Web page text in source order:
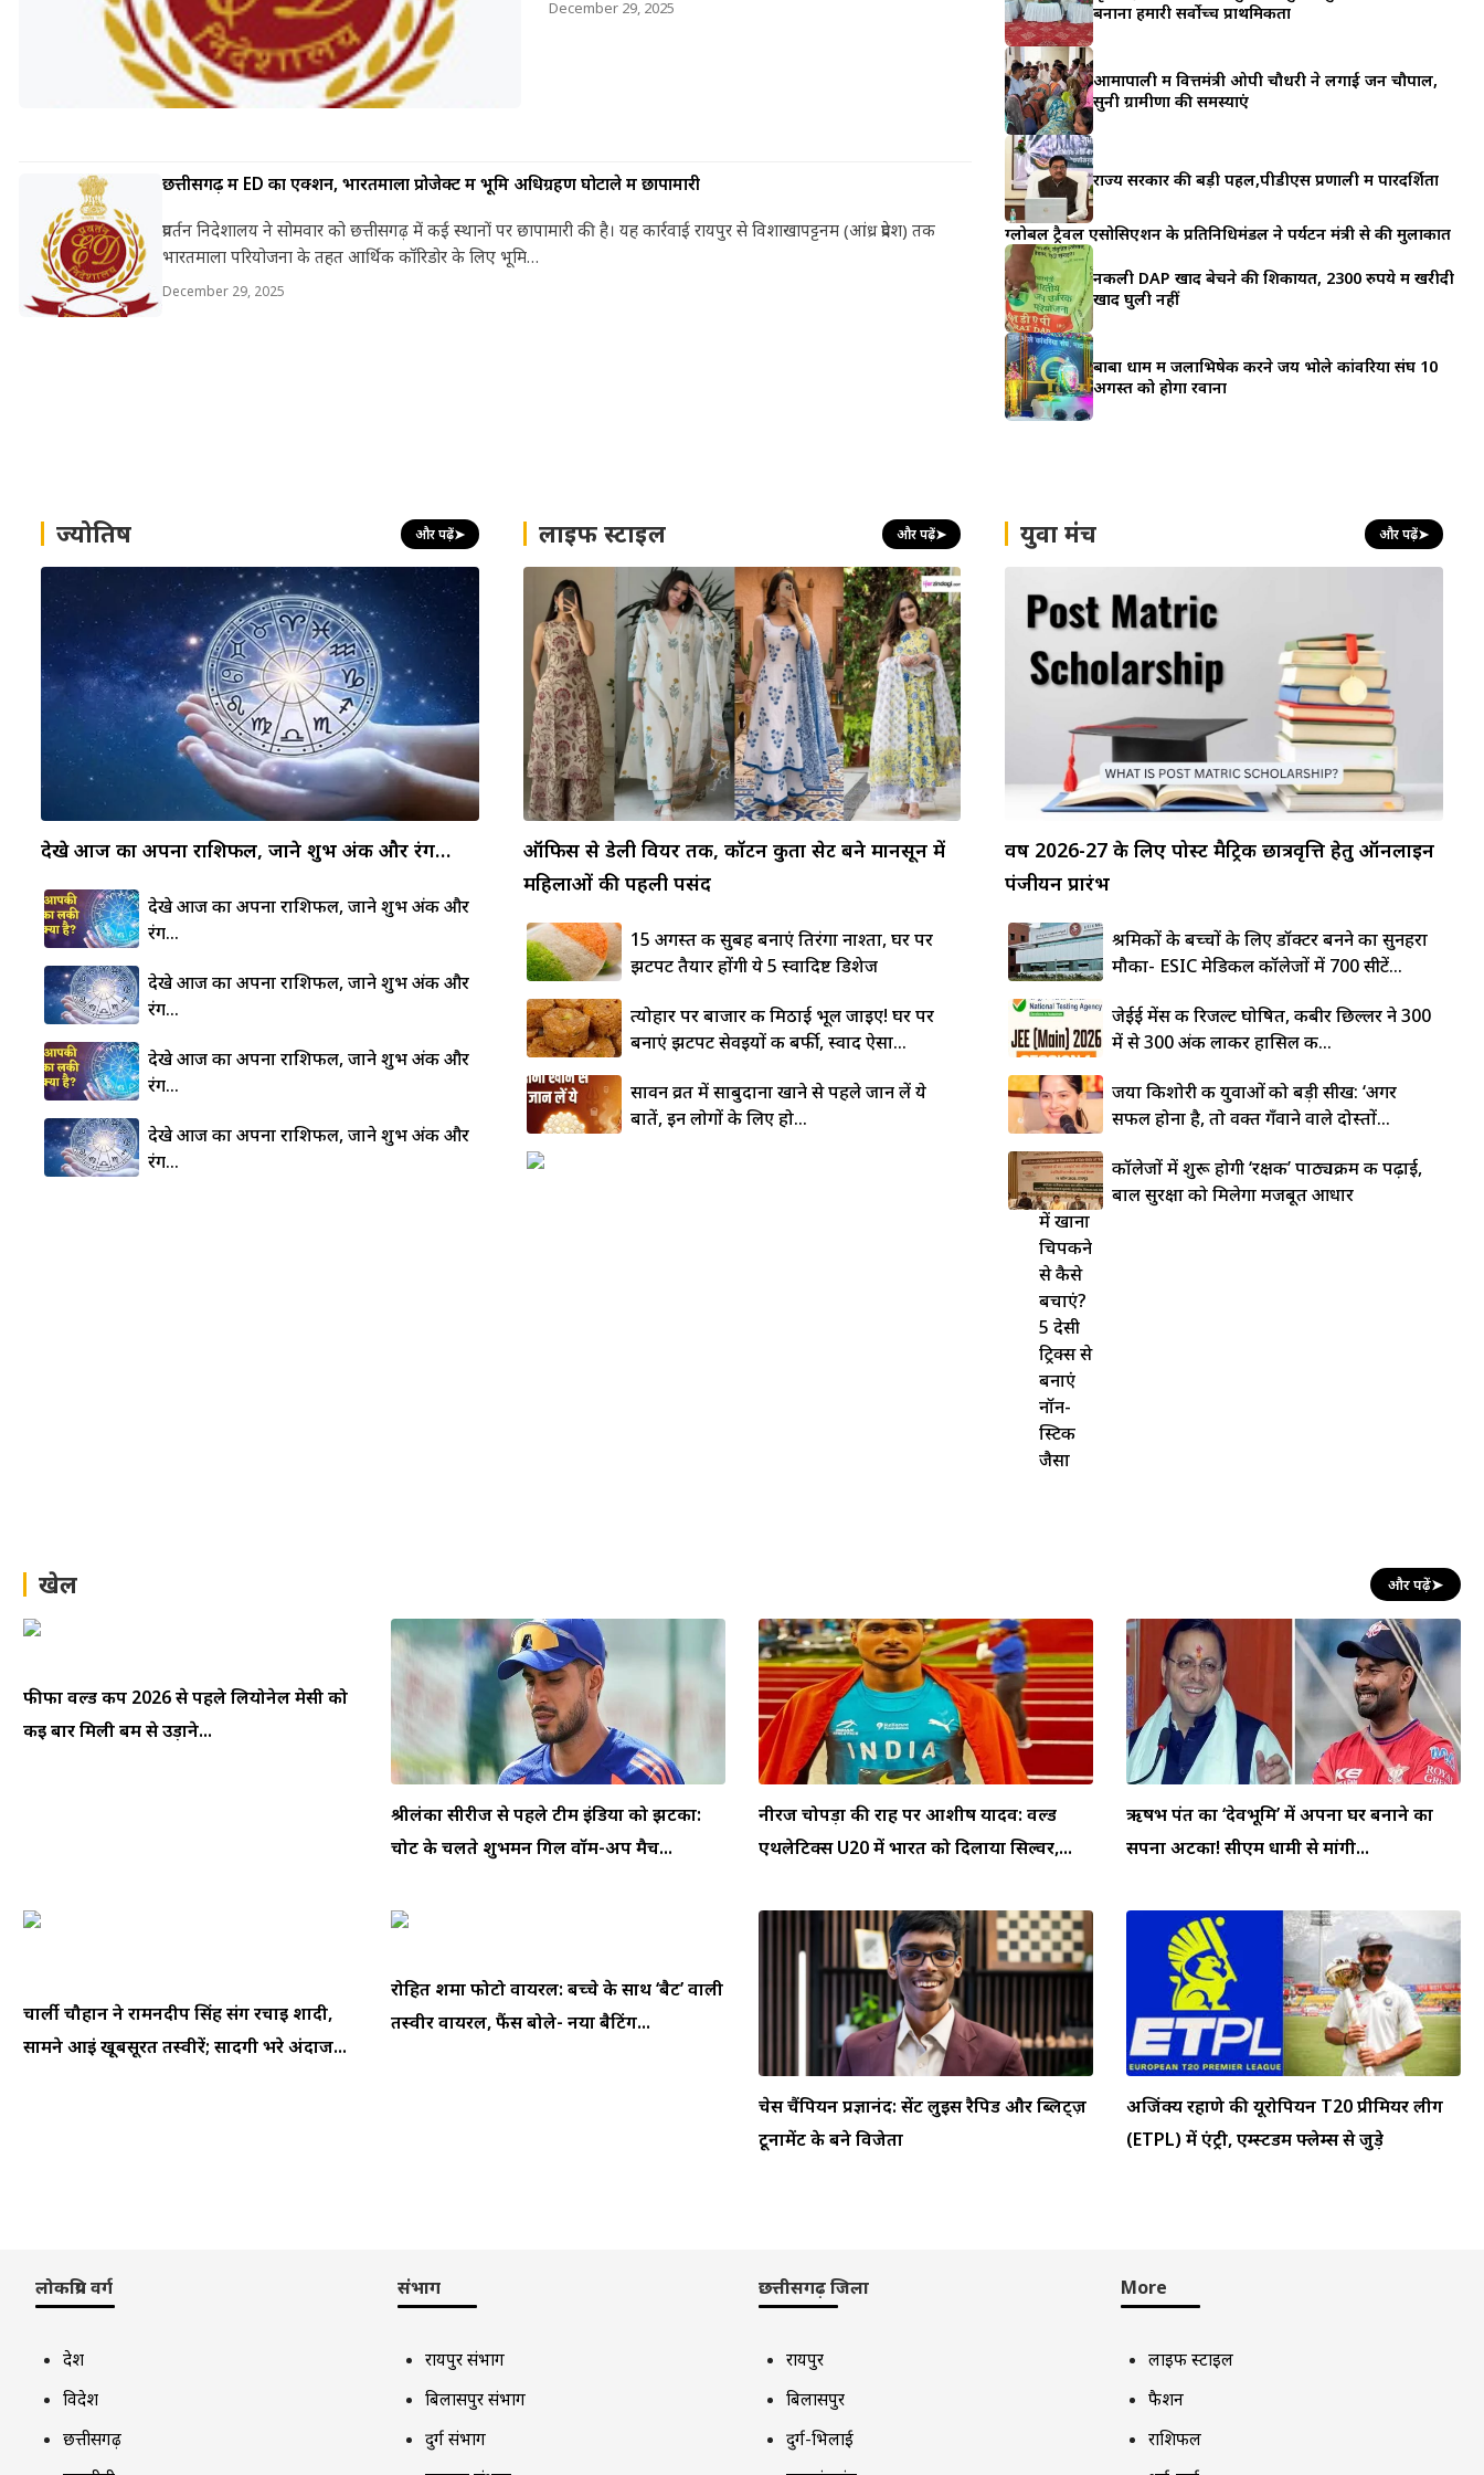
December 29, 2025
छत्तीसगढ़ में ED का एक्शन, भारतमाला प्रोजेक्ट में भूमि अधिग्रहण घोटाले में छापामारी
प्रवर्तन निदेशालय ने सोमवार को छत्तीसगढ़ में कई स्थानों पर छापामारी की है। यह कार्रवाई रायपुर से विशाखापट्टनम (आंध्र प्रदेश) तक
भारतमाला परियोजना के तहत आर्थिक कॉरिडोर के लिए भूमि…
December 29, 2025
बनाना हमारी सर्वोच्च प्राथमिकता
आमापाली में वित्तमंत्री ओपी चौधरी ने लगाई जन चौपाल,
सुनी ग्रामीणों की समस्याएं
राज्य सरकार की बड़ी पहल,पीडीएस प्रणाली में पारदर्शिता
ग्लोबल ट्रैवल एसोसिएशन के प्रतिनिधिमंडल ने पर्यटन मंत्री से की मुलाकात
नकली DAP खाद बेचने की शिकायत, 2300 रुपये में खरीदी
खाद घुली नहीं
बाबा धाम में जलाभिषेक करने जय भोले कांवरिया संघ 10
अगस्त को होगा रवाना
ज्योतिष और पढ़ें➤
देखे आज का अपना राशिफल, जाने शुभ अंक और रंग…
देखे आज का अपना राशिफल, जाने शुभ अंक और
रंग…
देखे आज का अपना राशिफल, जाने शुभ अंक और
रंग…
देखे आज का अपना राशिफल, जाने शुभ अंक और
रंग…
देखे आज का अपना राशिफल, जाने शुभ अंक और
रंग…
लाइफ स्टाइल और पढ़ें➤
ऑफिस से डेली वियर तक, कॉटन कुर्ता सेट बने मानसून में
महिलाओं की पहली पसंद
15 अगस्त की सुबह बनाएं तिरंगा नाश्ता, घर पर
झटपट तैयार होंगी ये 5 स्वादिष्ट डिशेज
त्योहार पर बाजार की मिठाई भूल जाइए! घर पर
बनाएं झटपट सेवइयों की बर्फी, स्वाद ऐसा...
सावन व्रत में साबुदाना खाने से पहले जान लें ये
बातें, इन लोगों के लिए हो...
लोहे की
कड़ाही
में खाना
चिपकने
से कैसे
बचाएं?
5 देसी
ट्रिक्स से
बनाएं
नॉन-
स्टिक
जैसा
युवा मंच और पढ़ें➤
वर्ष 2026-27 के लिए पोस्ट मैट्रिक छात्रवृत्ति हेतु ऑनलाइन
पंजीयन प्रारंभ
श्रमिकों के बच्चों के लिए डॉक्टर बनने का सुनहरा
मौका- ESIC मेडिकल कॉलेजों में 700 सीटें...
जेईई मेंस की रिजल्ट घोषित, कबीर छिल्लर ने 300
में से 300 अंक लाकर हासिल की...
जया किशोरी की युवाओं को बड़ी सीख: ‘अगर
सफल होना है, तो वक्त गँवाने वाले दोस्तों...
कॉलेजों में शुरू होगी ‘रक्षक’ पाठ्यक्रम की पढ़ाई,
बाल सुरक्षा को मिलेगा मजबूत आधार
खेल और पढ़ें➤
फीफा वर्ल्ड कप 2026 से पहले लियोनेल मेसी को
कई बार मिली बम से उड़ाने...
श्रीलंका सीरीज से पहले टीम इंडिया को झटका:
चोट के चलते शुभमन गिल वॉर्म-अप मैच...
नीरज चोपड़ा की राह पर आशीष यादव: वर्ल्ड
एथलेटिक्स U20 में भारत को दिलाया सिल्वर,...
ऋषभ पंत का ‘देवभूमि’ में अपना घर बनाने का
सपना अटका! सीएम धामी से मांगी...
चार्ली चौहान ने रामनदीप सिंह संग रचाई शादी,
सामने आईं खूबसूरत तस्वीरें; सादगी भरे अंदाज...
रोहित शर्मा फोटो वायरल: बच्चे के साथ ‘बैट’ वाली
तस्वीर वायरल, फैंस बोले- नया बैटिंग...
चेस चैंपियन प्रज्ञानंद: सेंट लुइस रैपिड और ब्लिट्ज़
टूर्नामेंट के बने विजेता
अजिंक्य रहाणे की यूरोपियन T20 प्रीमियर लीग
(ETPL) में एंट्री, एम्स्टर्डम फ्लेम्स से जुड़े
लोकप्रिय वर्ग
देश
विदेश
छत्तीसगढ़
संभाग
रायपुर संभाग
बिलासपुर संभाग
दुर्ग संभाग
छत्तीसगढ़ जिला
रायपुर
बिलासपुर
दुर्ग-भिलाई
More
लाइफ स्टाइल
फैशन
राशिफल